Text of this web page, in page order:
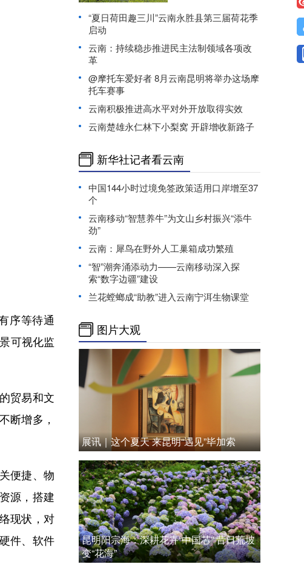
序等待通
可视化监
贸易和文
断增多，
便捷、物
源，搭建
现状，对
件、软件
“夏日荷田趣三川”云南永胜县第三届荷花季
启动
云南：持续稳步推进民主法制领域各项改
革
@摩托车爱好者 8月云南昆明将举办这场摩
托车赛事
云南积极推进高水平对外开放取得实效
云南楚雄永仁林下小梨窝 开辟增收新路子
新华社记者看云南
中国144小时过境免签政策适用口岸增至37
个
云南移动“智慧养牛”为文山乡村振兴“添牛
劲”
云南：犀鸟在野外人工巢箱成功繁殖
“智”潮奔涌添动力——云南移动深入探
索“数字边疆”建设
兰花螳螂成“助教”进入云南宁洱生物课堂
图片大观
展讯｜这个夏天 来昆明“遇见”毕加索
昆明阳宗海：深耕花卉“中国芯” 昔日荒坡
变“花海”